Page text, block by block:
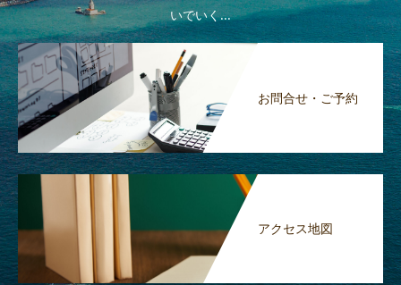
いでいく...
お問合せ・ご予約
アクセス地図